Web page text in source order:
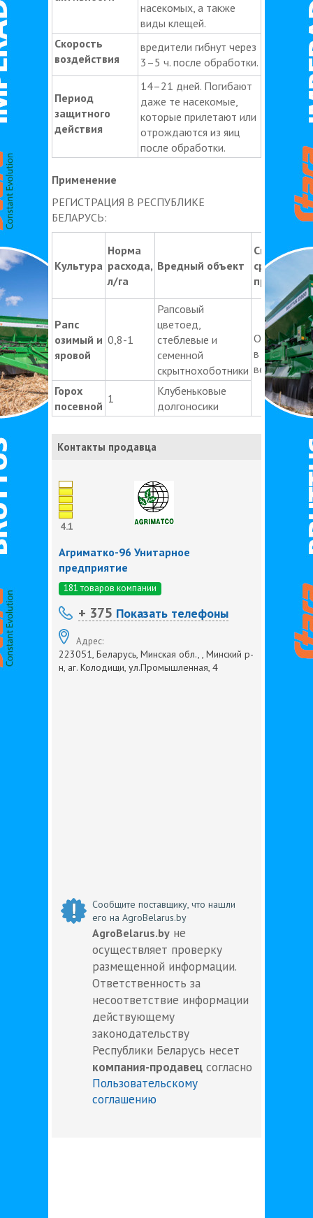
насекомых, а также
виды клещей.
Скорость
воздействия
вредители гибнут через
3–5 ч. после обработки.
Период
защитного
действия
14–21 дней. Погибают
даже те насекомые,
которые прилетают или
отрождаются из яиц
после обработки.
Применение
РЕГИСТРАЦИЯ В РЕСПУБЛИКЕ
БЕЛАРУСЬ:
Культура
Норма
расхода,
л/га
Вредный объект
Способ и
сроки
Рапс
озимый и
яровой
0,8-1
Рапсовый
цветоед,
стеблевые и
семенной
скрытнохоботники
в период
вегетации
Горох
посевной
1
Клубеньковые
долгоносики
Контакты продавца
4.1
Агриматко-96 Унитарное
предприятие
181 товаров компании
+ 375 Показать телефоны
Адрес:
223051, Беларусь, Минская обл., , Минский р-
н, аг. Колодищи, ул.Промышленная, 4
Сообщите поставщику, что нашли
его на AgroBelarus.by
AgroBelarus.by не
осуществляет проверку
размещенной информации.
Ответственность за
несоответствие информации
действующему
законодательству
Республики Беларусь несет
компания-продавец согласно
Пользовательскому
соглашению